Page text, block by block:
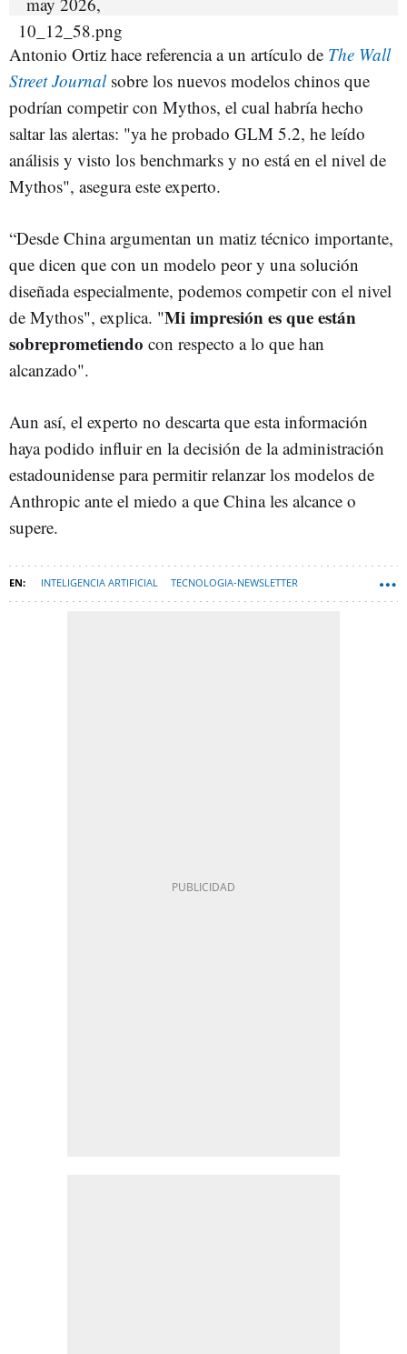
Antonio Ortiz hace referencia a un artículo de The Wall
Street Journalsobre los nuevos modelos chinos que
podrían competir con Mythos, el cual habría hecho
saltar las alertas: "ya he probado GLM 5.2, he leído
análisis y visto los benchmarks y no está en el nivel de
Mythos", asegura este experto.
“Desde China argumentan un matiz técnico importante,
que dicen que con un modelo peor y una solución
diseñada especialmente, podemos competir con el nivel
de Mythos", explica. "Mi impresión es que están
sobreprometiendo con respecto a lo que han
alcanzado".
Aun así, el experto no descarta que esta información
haya podido influir en la decisión de la administración
estadounidense para permitir relanzar los modelos de
Anthropic ante el miedo a que China les alcance o
supere.
INTELIGENCIA ARTIFICIAL TECNOLOGIA-NEWSLETTER